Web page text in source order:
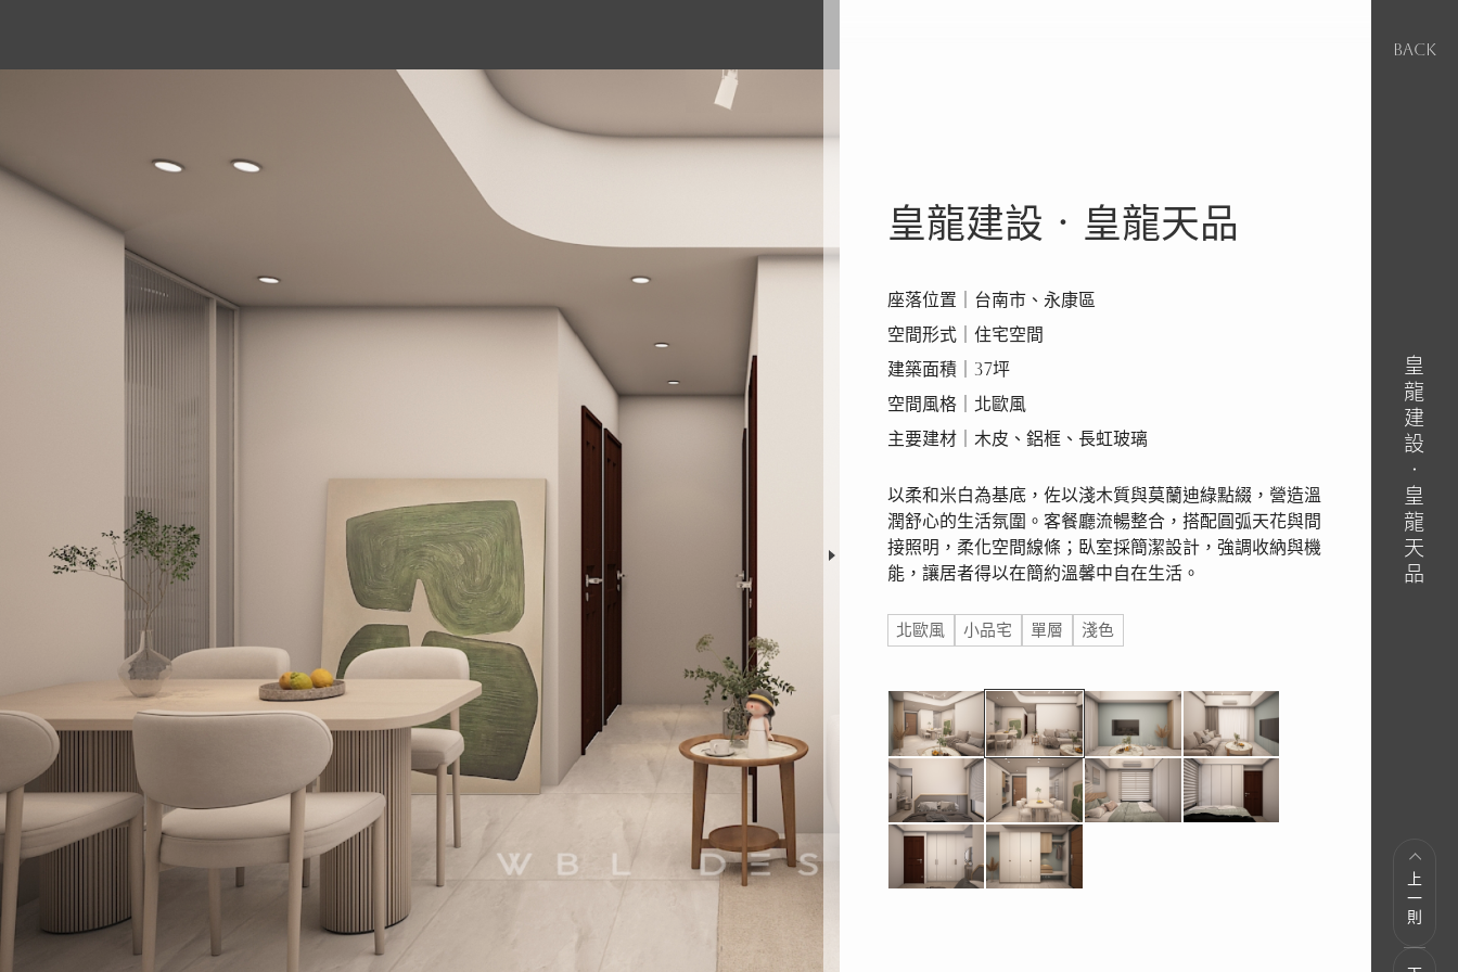
皇龍建設‧皇龍天品
BACK
上一則
皇龍建設‧皇龍天品
​​​​​​座落位置｜台南市、永康區
空間形式｜住宅空間
建築面積｜37坪
空間風格｜北歐風
主要建材｜木皮、鋁框、長虹玻璃
以柔和米白為基底，佐以淺木質與莫蘭迪綠點綴，營造溫
潤舒心的生活氛圍。客餐廳流暢整合，搭配圓弧天花與間
接照明，柔化空間線條；臥室採簡潔設計，強調收納與機
能，讓居者得以在簡約溫馨中自在生活。
標籤
北歐風 小品宅 單層 淺色